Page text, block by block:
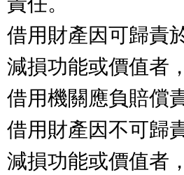
借用財產因可歸責
減損功能或價值者，
借用機關應負賠償
借用財產因不可歸
減損功能或價值者，